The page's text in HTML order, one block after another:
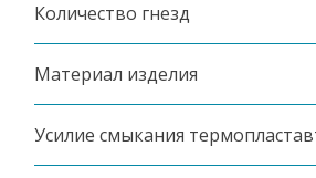
Количество гнезд
Материал изделия
Усилие смыкания